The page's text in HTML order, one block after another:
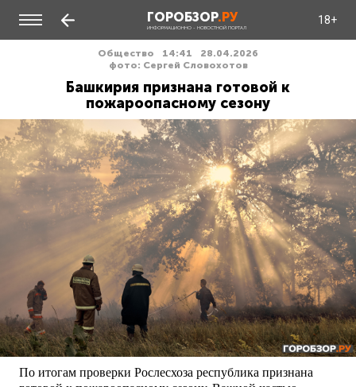
ГОРОБЗОР.РУ
ИНФОРМАЦИОННО - НОВОСТНОЙ ПОРТАЛ
18+
Общество 14:41
28.04.2026
фото: Сергей Словохотов
Башкирия признана готовой к
пожароопасному сезону
По итогам проверки Рослесхоза республика признана